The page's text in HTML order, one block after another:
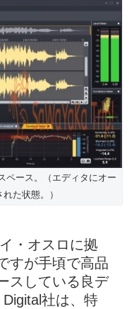
ペース。（エディタにオー
た状態。）
・オスロに拠
すが手頃で高品
スしている良デ
Digital社は、特